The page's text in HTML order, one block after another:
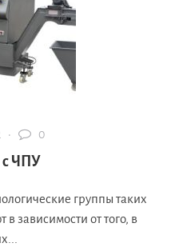
· 0
с ЧПУ
группы таких
зависимости от того, в